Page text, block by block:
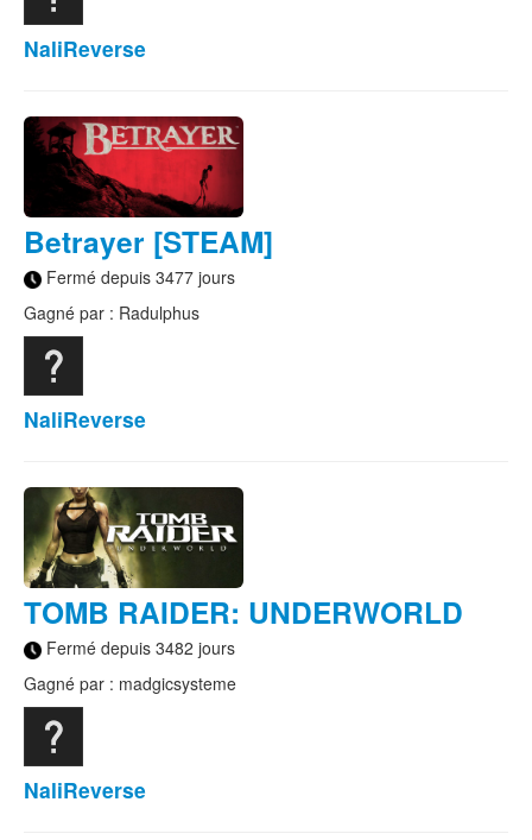
NaliReverse
Betrayer [STEAM]
Fermé depuis 3477 jours
Gagné par : Radulphus
NaliReverse
TOMB RAIDER: UNDERWORLD
Fermé depuis 3482 jours
Gagné par : madgicsysteme
NaliReverse